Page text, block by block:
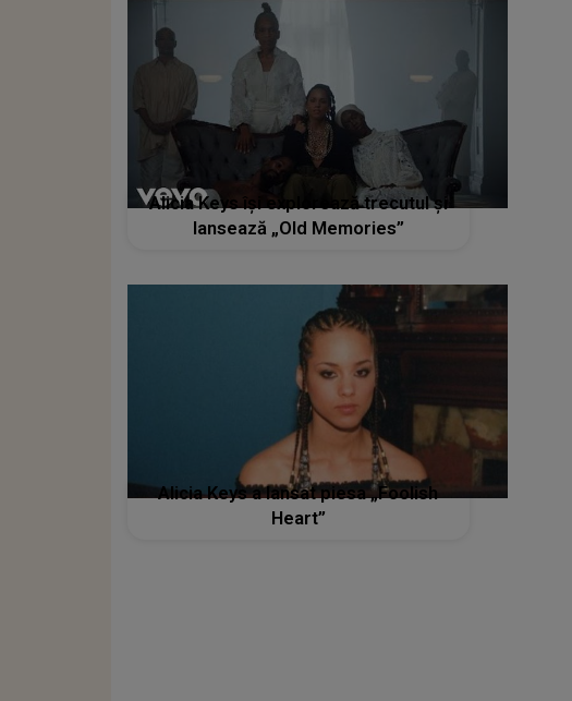
Alicia Keys își explorează trecutul și
lansează „Old Memories”
Alicia Keys a lansat piesa „Foolish
Heart”